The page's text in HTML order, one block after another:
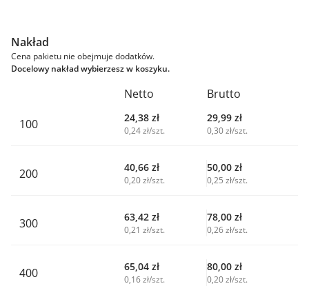
Nakład
Cena pakietu nie obejmuje dodatków.
Docelowy nakład wybierzesz w koszyku.
Netto
Brutto
100
24,38 zł
0,24 zł/szt.
29,99 zł
0,30 zł/szt.
200 40,66 zł
0,20 zł/szt.
50,00 zł
0,25 zł/szt.
300 63,42 zł
0,21 zł/szt.
78,00 zł
0,26 zł/szt.
400 65,04 zł
0,16 zł/szt.
80,00 zł
0,20 zł/szt.